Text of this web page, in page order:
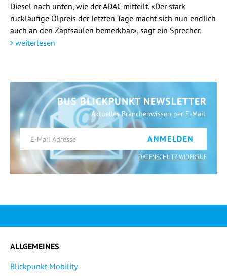
Diesel nach unten, wie der ADAC mitteilt. «Der stark
rückläufige Ölpreis der letzten Tage macht sich nun endlich
auch an den Zapfsäulen bemerkbar», sagt ein Sprecher.
weiterlesen
BUS BLICKPUNKT NEWSLETTER
Aktuelles Branchenwissen per E-Mail.
ANMELDEN
DATENSCHUTZ WIDERRUF
ALLGEMEINES
Blickpunkt Mobility